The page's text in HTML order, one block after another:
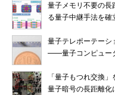
量子メモリ不要の長
る量子中継手法を確
量子テレポーテーシ
――量子コンピュー
「量子もつれ交換
量子暗号の長距離化